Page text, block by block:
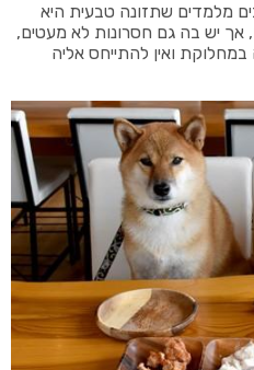
מלמדים שתזונה טבעית היא
אך יש בה גם חסרונות לא מעטים,
ואין להתייחס אליה